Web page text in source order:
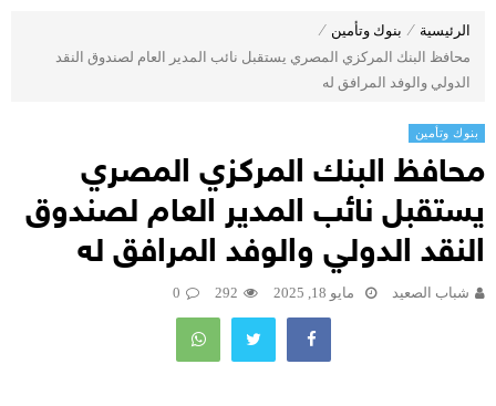
الرئيسية ⁄ بنوك وتأمين ⁄
محافظ البنك المركزي المصري يستقبل نائب المدير العام لصندوق النقد
الدولي والوفد المرافق له
بنوك وتأمين
محافظ البنك المركزي المصري
يستقبل نائب المدير العام لصندوق
النقد الدولي والوفد المرافق له
شباب الصعيد مايو 18, 2025 292
0